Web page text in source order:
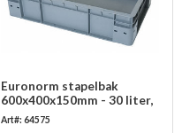
Euronorm stapelbak
600x400x150mm - 30 liter,
gesloten
Art#: 64575